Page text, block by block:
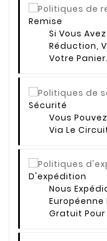
Remise
Si Vous
Réduction,
Votre Panier.
Sécurité
Vous
Via Le
D'expédition
Nous
Européenne
Gratuit